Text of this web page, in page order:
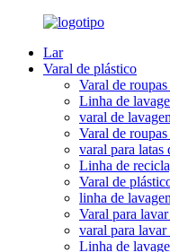
Lar
Varal de plástico
Varal de
Linha de
varal de
Varal de
varal para latas
Linha de
Varal de
linha de
Varal para
varal para
Linha de